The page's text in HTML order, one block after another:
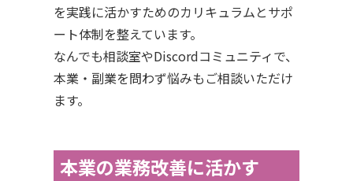
を実践に活かすためのカリキュラムとサポ
ート体制を整えています。
なんでも相談室やDiscordコミュニティで、
本業・副業を問わず悩みもご相談いただけ
ます。
本業の業務改善に活かす